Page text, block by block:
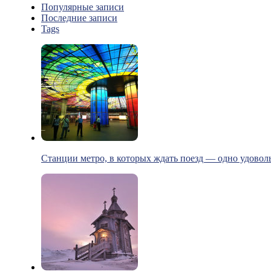
Популярные записи
Последние записи
Tags
Станции метро, в которых ждать поезд — одно